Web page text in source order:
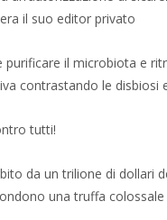
il suo editor privato
purificare il microbiota e
contrastando le disbiosi
tutti!
da un trilione di dollari
una truffa colossale